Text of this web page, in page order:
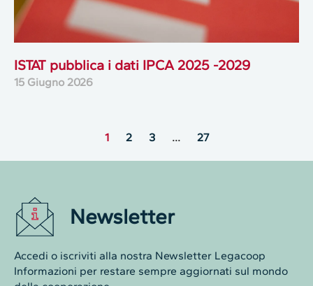
ISTAT pubblica i dati IPCA 2025 -2029
15 Giugno 2026
1 2 3 … 27
Newsletter
Accedi o iscriviti alla nostra Newsletter Legacoop
Informazioni per restare sempre aggiornati sul mondo